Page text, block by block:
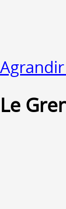
Le